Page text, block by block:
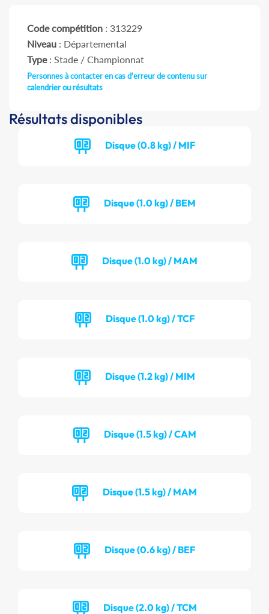
Code compétition : 313229
Niveau : Départemental
Type: Stade / Championnat
Personnes à contacter en cas d'erreur de contenu sur
calendrier ou résultats
Résultats disponibles
Disque (0.8 kg) / MIF
Disque (1.0 kg) / BEM
Disque (1.0 kg) / MAM
Disque (1.0 kg) / TCF
Disque (1.2 kg) / MIM
Disque (1.5 kg) / CAM
Disque (1.5 kg) / MAM
Disque (0.6 kg) / BEF
Disque (2.0 kg) / TCM